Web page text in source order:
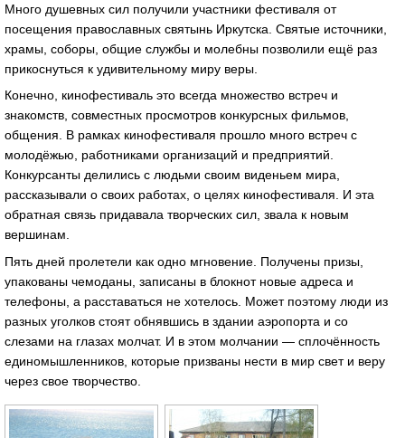
Много душевных сил получили участники фестиваля от
посещения православных святынь Иркутска. Святые источники,
храмы, соборы, общие службы и молебны позволили ещё раз
прикоснуться к удивительному миру веры.
Конечно, кинофестиваль это всегда множество встреч и
знакомств, совместных просмотров конкурсных фильмов,
общения. В рамках кинофестиваля прошло много встреч с
молодёжью, работниками организаций и предприятий.
Конкурсанты делились с людьми своим виденьем мира,
рассказывали о своих работах, о целях кинофестиваля. И эта
обратная связь придавала творческих сил, звала к новым
вершинам.
Пять дней пролетели как одно мгновение. Получены призы,
упакованы чемоданы, записаны в блокнот новые адреса и
телефоны, а расставаться не хотелось. Может поэтому люди из
разных уголков стоят обнявшись в здании аэропорта и со
слезами на глазах молчат. И в этом молчании — сплочённость
единомышленников, которые призваны нести в мир свет и веру
через свое творчество.